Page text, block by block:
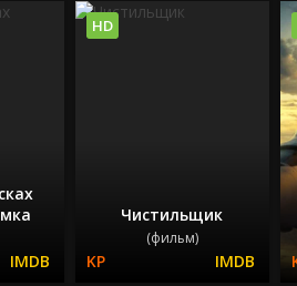
Чистильщик
(фильм)
HD